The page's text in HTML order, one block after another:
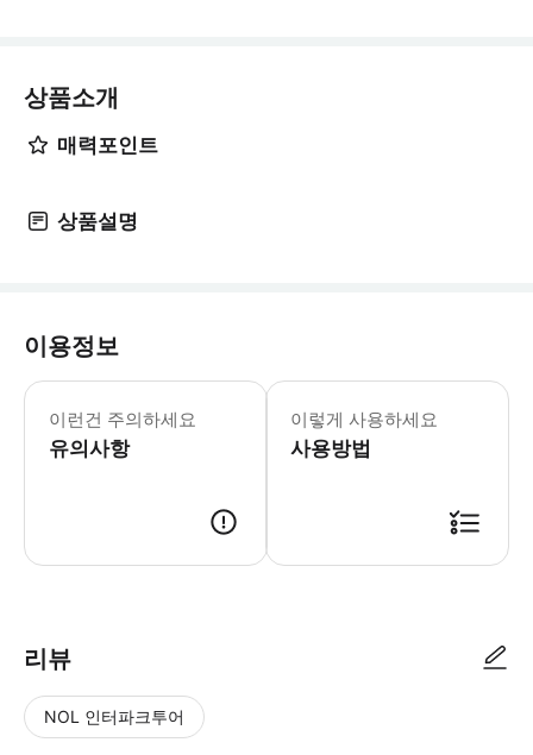
상품소개
매력포인트
상품설명
이용정보
이런건 주의하세요
유의사항
- 추가정보 * 차량 사진 참조용입니다.
- 예약확정 * 예약 후 확정 여부를 바
- 예약 조건 및 유의사항 * 공지: 영유
이렇게 사용하세요
사용방법
리뷰
NOL 인터파크투어